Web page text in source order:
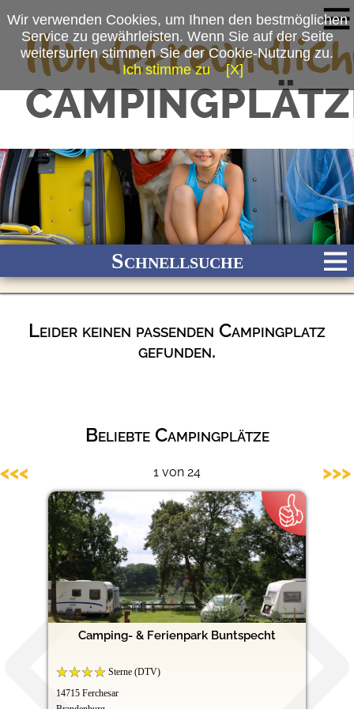
Schnellsuche
Bach Fluss Meer Gebirge See
Wald/Wiesen
Ganzjährig geöffnet
Leider keinen passenden Campingplatz
gefunden.
Beliebte Campingplätze
Camping- & Ferienpark Buntspecht
Sterne (DTV)
14715 Ferchesar
1 von 24
<<< >>>
Wir verwenden Cookies, um Ihnen den bestmöglichen
Service zu gewährleisten. Wenn Sie auf der Seite
weitersurfen stimmen Sie der Cookie-Nutzung zu.
Ich stimme zu
[X]